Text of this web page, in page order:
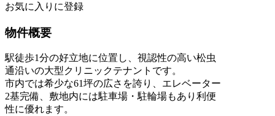
お気に入りに登録
物件概要
駅徒歩1分の好立地に位置し、視認性の高い松虫
通沿いの大型クリニックテナントです。
市内では希少な61坪の広さを誇り、エレベーター
2基完備、敷地内には駐車場・駐輪場もあり利便
性に優れます。